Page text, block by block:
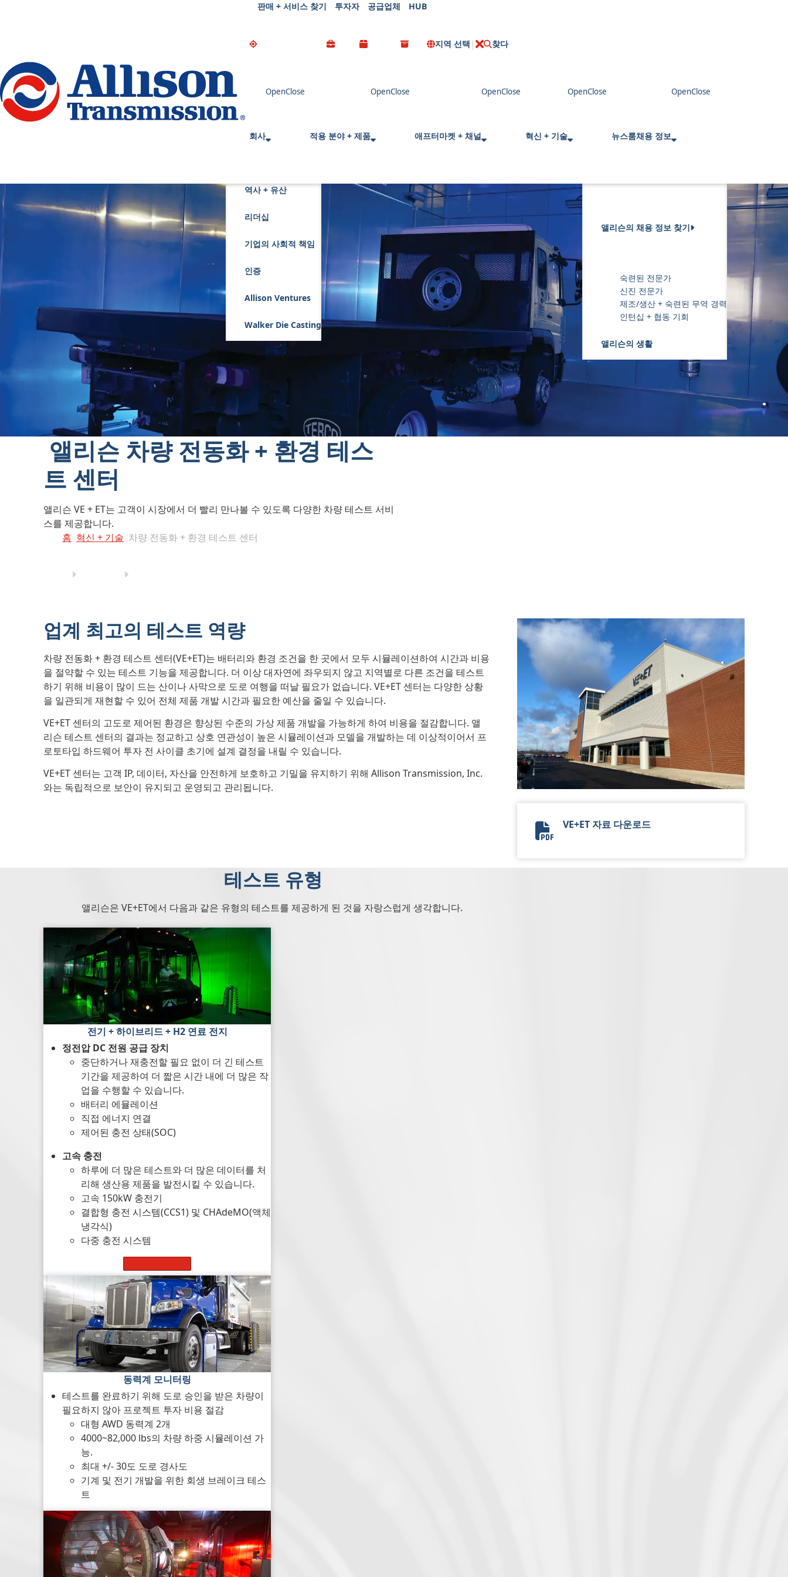
Go Home
판매 + 서비스 찾기 투자자 공급업체 HUB
지역 선택 찾다
s
회사
역사 + 유산
리더십
기업의 사회적 책임
인증
Allison Ventures
Walker Die Casting
적용 분야 + 제품 애프터마켓 + 채널 혁신 + 기술 뉴스룸채용 정보
앨리슨의 채용 정보 찾기
숙련된 전문가
신진 전문가
제조/생산 + 숙련된 무역 경력
인턴십 + 협동 기회
앨리슨의 생활
‎ 앨리슨 차량 전동화 + 환경 테스
트 센터
앨리슨 VE + ET는 고객이 시장에서 더 빨리 만나볼 수 있도록 다양한 차량 테스트 서비
스를 제공합니다.
홈 혁신 + 기술 차량 전동화 + 환경 테스트 센터
업계 최고의 테스트 역량
차량 전동화 + 환경 테스트 센터(VE+ET)는 배터리와 환경 조건을 한 곳에서 모두 시뮬레이션하여 시간과 비용
을 절약할 수 있는 테스트 기능을 제공합니다. 더 이상 대자연에 좌우되지 않고 지역별로 다른 조건을 테스트
하기 위해 비용이 많이 드는 산이나 사막으로 도로 여행을 떠날 필요가 없습니다. VE+ET 센터는 다양한 상황
을 일관되게 재현할 수 있어 전체 제품 개발 시간과 필요한 예산을 줄일 수 있습니다.
VE+ET 센터의 고도로 제어된 환경은 향상된 수준의 가상 제품 개발을 가능하게 하여 비용을 절감합니다. 앨
리슨 테스트 센터의 결과는 정교하고 상호 연관성이 높은 시뮬레이션과 모델을 개발하는 데 이상적이어서 프
로토타입 하드웨어 투자 전 사이클 초기에 설계 결정을 내릴 수 있습니다.
VE+ET 센터는 고객 IP, 데이터, 자산을 안전하게 보호하고 기밀을 유지하기 위해 Allison Transmission, Inc.
와는 독립적으로 보안이 유지되고 운영되고 관리됩니다.
Vehicle Environmental Test Center.pdf
VE+ET 자료 다운로드
테스트 유형
앨리슨은 VE+ET에서 다음과 같은 유형의 테스트를 제공하게 된 것을 자랑스럽게 생각합니다.
전기 + 하이브리드 + H2 연료 전지
정전압 DC 전원 공급 장치
중단하거나 재충전할 필요 없이 더 긴 테스트
기간을 제공하여 더 짧은 시간 내에 더 많은 작
업을 수행할 수 있습니다.
배터리 에뮬레이션
직접 에너지 연결
제어된 충전 상태(SOC)
고속 충전
하루에 더 많은 테스트와 더 많은 데이터를 처
리해 생산용 제품을 발전시킬 수 있습니다.
고속 150kW 충전기
결합형 충전 시스템(CCS1) 및 CHAdeMO(액체
냉각식)
다중 충전 시스템
동력계 모니터링
테스트를 완료하기 위해 도로 승인을 받은 차량이
필요하지 않아 프로젝트 투자 비용 절감
대형 AWD 동력계 2개
4000~82,000 lbs의 차량 하중 시뮬레이션 가
능.
최대 +/- 30도 도로 경사도
기계 및 전기 개발을 위한 회생 브레이크 테스
트